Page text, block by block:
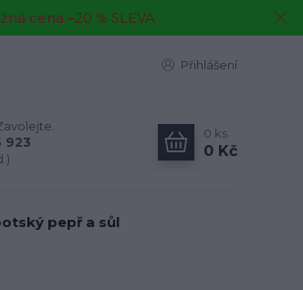
cena –20 % SLEVA
Přihlášení
923
0 ks
0 Kč
pepř a sůl